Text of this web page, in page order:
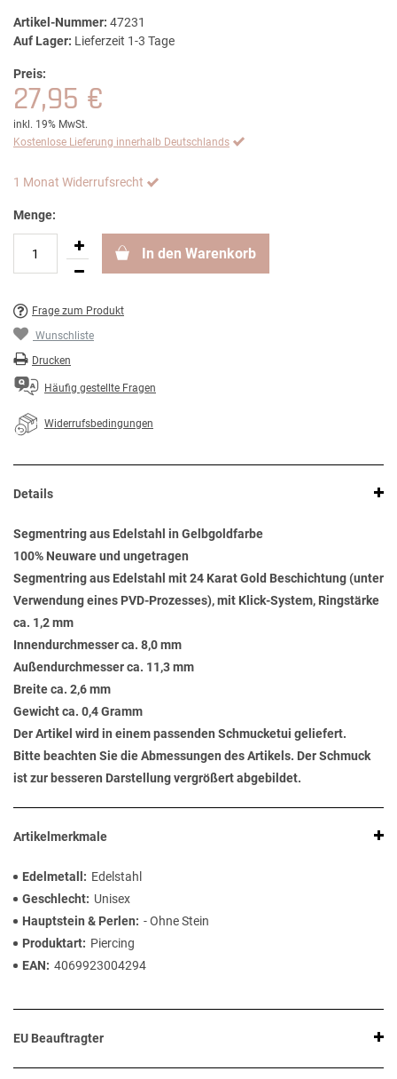
Artikel-Nummer: 47231
Auf Lager: Lieferzeit 1-3 Tage
Preis:
27,95 €
inkl. 19% MwSt.
Kostenlose Lieferung innerhalb Deutschlands
1 Monat Widerrufsrecht
Menge:
In den Warenkorb
Frage zum Produkt
Wunschliste
Drucken
Häufig gestellte Fragen
Widerrufsbedingungen
Details
Segmentring aus Edelstahl in Gelbgoldfarbe
100% Neuware und ungetragen
Segmentring aus Edelstahl mit 24 Karat Gold Beschichtung (unter
Verwendung eines PVD-Prozesses), mit Klick-System, Ringstärke
ca. 1,2 mm
Innendurchmesser ca. 8,0 mm
Außendurchmesser ca. 11,3 mm
Breite ca. 2,6 mm
Gewicht ca. 0,4 Gramm
Der Artikel wird in einem passenden Schmucketui geliefert.
Bitte beachten Sie die Abmessungen des Artikels. Der Schmuck
ist zur besseren Darstellung vergrößert abgebildet.
Artikelmerkmale
Edelmetall
Edelstahl
Geschlecht
Unisex
Hauptstein & Perlen
- Ohne Stein
Produktart
Piercing
EAN
4069923004294
EU Beauftragter